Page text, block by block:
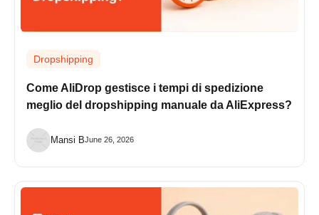
Dropshipping
Come AliDrop gestisce i tempi di spedizione
meglio del dropshipping manuale da AliExpress?
Mansi BJune 26, 2026